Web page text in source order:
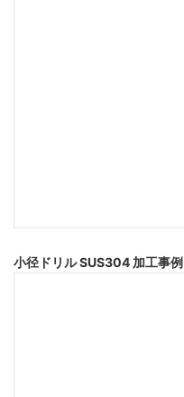
小径ドリル SUS304 加工事例